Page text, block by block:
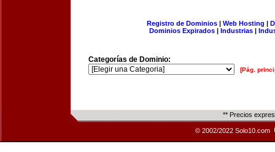
Registro de Dominios| Web Hosting |
Dominios Expirados | Industrias |
Categorías de Dominio:
[Pág.
** Precios
© 2002/2022 Solo10.com